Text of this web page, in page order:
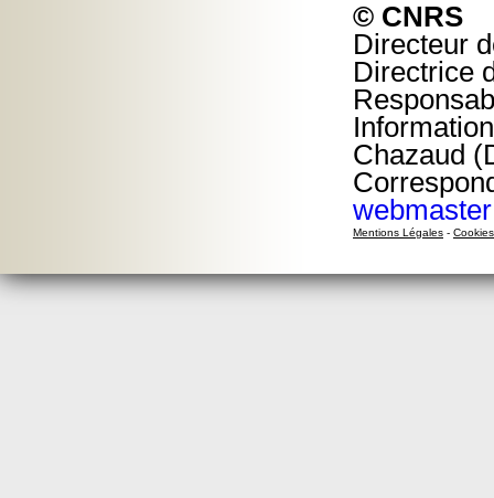
© CNRS
Directeur
Directrice
Chazaud
Mentions Légales - Cookies